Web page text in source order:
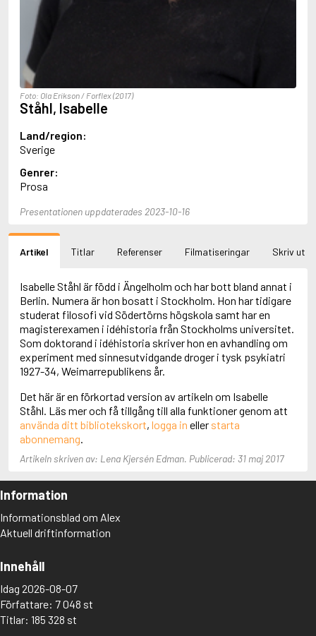
Achmatova, Anna
Aciman, André
Ackebo, Lena
Acker, Kathy
Ackroyd, Peter
Adam de la Halle
Adamov, Arthur
Adams, Douglas
Adams, Herbert
Adams, Jane
Adams, Richard
Adbåge, Emma
Adbåge, Lisen
Adelborg, Ottilia
Adiga, Aravind
Adnan, Etel
Adolfsson, Evert
Adolfsson, Gunnar
Adolfsson, Josefine
Adolfsson, Maria
Adolphsen, Peter
Foto: Ola Erikson / Forflex (2017)
Ståhl, Isabelle
Land/region:
Sverige
Genrer:
Prosa
Presentationen uppdaterades 2023-10-16
Artikel Titlar Referenser Filmatiseringar Skriv ut
Isabelle Ståhl är född i Ängelholm och har bott bland annat i
Berlin. Numera är hon bosatt i Stockholm. Hon har tidigare
studerat filosofi vid Södertörns högskola samt har en
magisterexamen i idéhistoria från Stockholms universitet.
Som doktorand i idéhistoria skriver hon en avhandling om
experiment med sinnesutvidgande droger i tysk psykiatri
1927-34, Weimarrepublikens år.
Det här är en förkortad version av artikeln om Isabelle
Ståhl. Läs mer och få tillgång till alla funktioner genom att
använda ditt bibliotekskort, logga in eller starta
abonnemang
Artikeln skriven av: Lena Kjersén Edman. Publicerad: 31 maj 2017
Information
Informationsblad om Alex
Aktuell driftinformation
Innehåll
Idag 2026-08-07
Författare: 7 048 st
Titlar: 185 328 st